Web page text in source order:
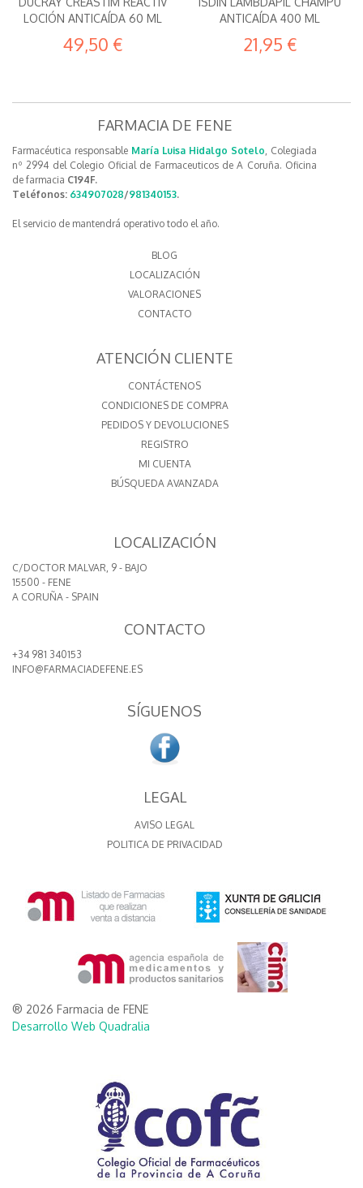
LOCIÓN ANTICAÍDA 60 ML
49,50 €
ANTICAÍDA 400 ML
21,95 €
FARMACIA DE FENE
Farmacéutica responsable María Luisa Hidalgo Sotelo, Colegiada
nº 2994 del Colegio Oficial de Farmaceuticos de A Coruña. Oficina
de farmacia C194F.
Teléfonos: 634907028/981340153.
El servicio de mantendrá operativo todo el año.
BLOG
LOCALIZACIÓN
VALORACIONES
CONTACTO
ATENCIÓN CLIENTE
CONTÁCTENOS
CONDICIONES DE COMPRA
PEDIDOS Y DEVOLUCIONES
REGISTRO
MI CUENTA
BÚSQUEDA AVANZADA
LOCALIZACIÓN
C/DOCTOR MALVAR, 9 - BAJO
15500 - FENE
A CORUÑA - SPAIN
CONTACTO
+34 981 340153
INFO@FARMACIADEFENE.ES
SÍGUENOS
LEGAL
AVISO LEGAL
POLITICA DE PRIVACIDAD
® 2026 Farmacia de FENE
Desarrollo Web Quadralia